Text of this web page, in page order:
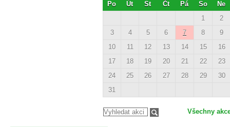
Po Út St Čt Pá So
Ne
1
2
3
4 5 6 7 8
9
10
11 12 13 14 15
16
17
18 19 20 21 22
23
24
25 26 27 28 29
30
31
Všechny